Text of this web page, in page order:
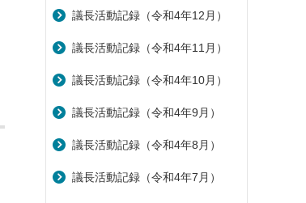
議長活動記録（令和4年12月）
議長活動記録（令和4年11月）
議長活動記録（令和4年10月）
議長活動記録（令和4年9月）
議長活動記録（令和4年8月）
議長活動記録（令和4年7月）